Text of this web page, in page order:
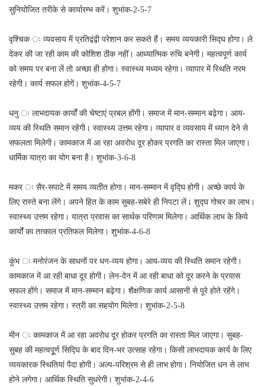
सुनियोजित तरीके से कार्यारम्भ करें। शुभांक-2-5-7
वृश्चिक ः व्यवसाय में प्रतिद्वंद्वी परेशान कर सकते हैं। समय व्ययकारी सिद्घ होगा। ले
देकर की जा रही काम की कोशिश ठीक नहीं। आध्यात्मिक रुचि बनेगी। महत्वपूर्ण कार्य
को समय पर बना लें तो अच्छा ही होगा। स्वास्थ्य मध्यम रहेगा। व्यापार में स्थिति नरम
रहेगी। कार्य सफल होगें। शुभांक-4-5-7
धनु ः लाभदायक कार्यों की चेष्टाएं प्रबल होंगी। समाज में मान-सम्मान बढ़ेगा। आय-
व्यय की स्थिति समान रहेगी। स्वास्थ्य उत्तम रहेगा। व्यापार व व्यवसाय में ध्यान देने से
सफलता मिलेगी। कामकाज में आ रहा अवरोध दूर होकर प्रगति का रास्ता मिल जाएगा।
धार्मिक यात्रा का योग बना है। शुभांक-3-6-8
मकर ः सैर-सपाटे में समय व्यतीत होगा। मान-सम्मान में वृद्घि होगी। अच्छे कार्य के
लिए रास्ते बना लेंगे। अपने हित के काम सुबह-सबेरे ही निपटा लें। शुद्घ गोचर का लाभ।
स्वास्थ्य उत्तम रहेगा। यात्रा प्रवास का सार्थक परिणाम मिलेगा। आर्थिक लाभ के किये
कार्यों का तत्काल प्रतिफल मिलेगा। शुभांक-4-6-8
कुंभ ः मनोरंजन के साधनों पर धन-व्यय होगा। आय-व्यय की स्थिति समान रहेगी।
कामकाज में आ रही बाधा दूर होगी। लेन-देन में आ रही बाधा को दूर करने के प्रयास
सफल होंगे। समाज में मान-सम्मान बढ़ेगा। शैक्षणिक कार्य आसानी से पूरे होते रहेंगे।
स्वास्थ्य उत्तम रहेगा। स्त्री का सहयोग मिलेगा। शुभांक-2-5-8
मीन ः कामकाज में आ रहा अवरोध दूर होकर प्रगति का रास्ता मिल जाएगा। सुबह-
सुबह की महत्वपूूर्ण सिद्घि के बाद दिन-भर उत्साह रहेगा। किसी लाभदायक कार्य के लिए
व्ययकारक स्थितियां पैदा होगी। अल्प-परिश्रम से ही लाभ होगा। नियोजित धन से लाभ
होने लगेगा। आर्थिक स्थिति सुधरेगी। शुभांक-2-4-6